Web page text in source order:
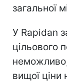
загальної
У Rapidan
цільового
вищої ціни